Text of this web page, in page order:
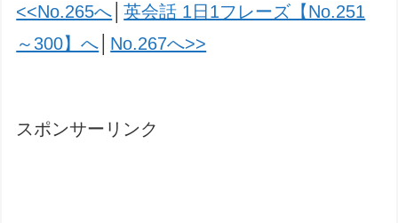
<<No.265へ │英会話 1日1フレーズ【No.251
～300】へ
No.267へ>>
スポンサーリンク